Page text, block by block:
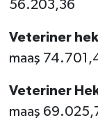
56.203,36
Veteriner
maaş
Veteriner
maaş